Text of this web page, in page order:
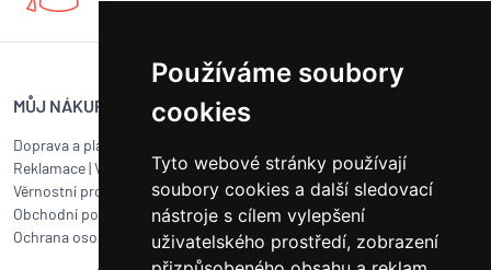
Používáme soubory
cookies
Tyto webové stránky používají
soubory cookies a další sledovací
nástroje s cílem vylepšení
uživatelského prostředí, zobrazení
MŮJ NÁKUP
Doprava a platba
Reklamace|Vrácení zboží
Věrnostní program
Obchodní podmínky
Ochrana osobních údajů
Objednat servis
Jak připravit balík na přepravu?
Čištění a údržba
Kariéra